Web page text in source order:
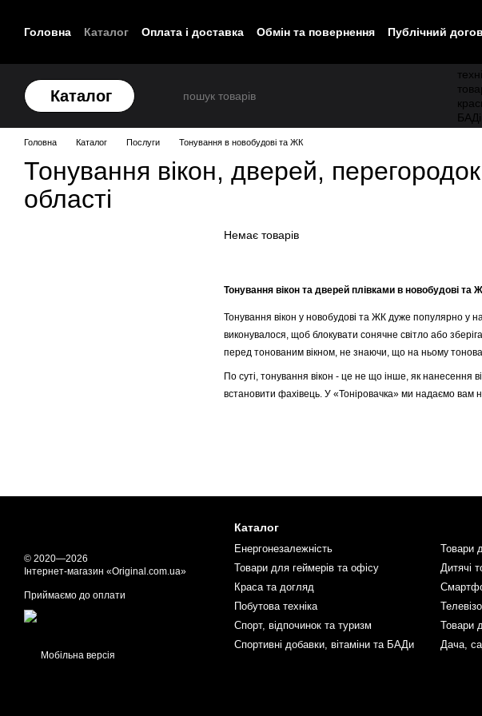
Головна
Каталог Оплата і доставка Обмін та повернення Публічний
Каталог
Головна Каталог Послуги Тонування в новобудові та ЖК
Тонування вікон, дверей,
області
Тонування вікон та дверей плівками в новобудові та
Тонування вікон у новобудові та ЖК дуже популярно у
виконувалося, щоб блокувати сонячне світло або
перед тонованим вікном, не знаючи, що на ньому
По суті, тонування вікон - це не що інше, як нанесення
встановити фахівець. У «Тоніровачка» ми надаємо вам
Які види плівок для тонування вікон?
1) Тоновані плівки допомагають зменшити відблиски від
2) Світловідбивні плівки утримують тепло
3) Матові плівки допомагають зберегти вашу
4) УФ-захисні плівки допомагають захистити вас від
5) Декоративні плівки підкреслюють візуальну
Немає товарів
© 2020—2026
Інтернет-магазин «Original.com.ua»
Приймаємо до оплати
Мобільна версія
Каталог
Енергонезалежність
Товари для геймерів та офісу
Краса та догляд
Побутова техніка
Спорт, відпочинок та туризм
Спортивні добавки, вітаміни та БАДи
Товари
Дитячі
Товари
Дача,